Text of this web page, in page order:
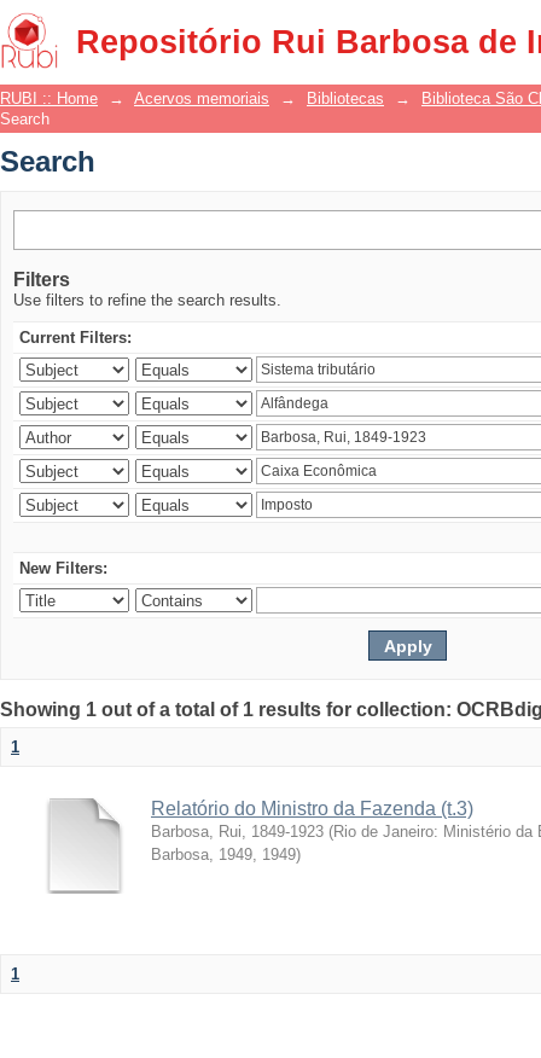
Repositório Rui Barbosa de
Search
RUBI :: Home → Acervos memoriais → Bibliotecas →
Biblioteca São
Search
Search
Filters
Use filters to refine the search results.
Current Filters:
New Filters:
Showing 1 out of a total of 1 results for collection:
1
Relatório do Ministro da Fazenda (t.3)
Barbosa, Rui, 1849-1923 (Rio de Janeiro: Ministério
Barbosa, 1949, 1949)
1